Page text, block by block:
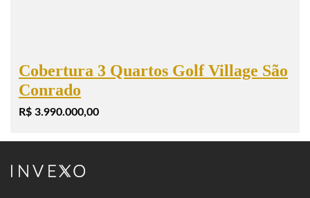
Cobertura 3 Quartos Golf Village São
Conrado
R$ 3.990.000,00